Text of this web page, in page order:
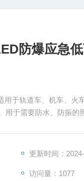
防爆应急
于轨道车、机车、火
于需要防水、防振的
更新时间：
访问量：1077